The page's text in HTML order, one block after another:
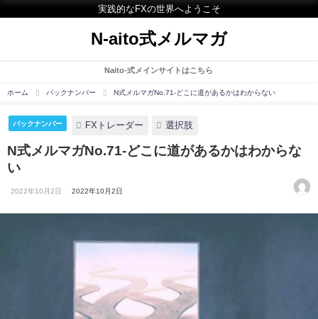
実践的なFXの世界へようこそ
N-aito式メルマガ
Naito-式メインサイトはこちら
ホーム バックナンバー N式メルマガNo.71-どこに道があるかはわからない
バックナンバー FXトレーダー 選択肢
N式メルマガNo.71-どこに道があるかはわからな
い
2022年10月2日 2022年10月2日